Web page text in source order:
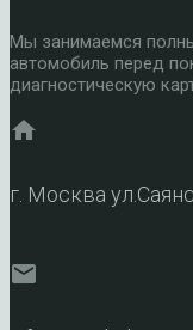
Мы занимаемся
автомобиль перед
диагностическую
home
г. Москва
mail